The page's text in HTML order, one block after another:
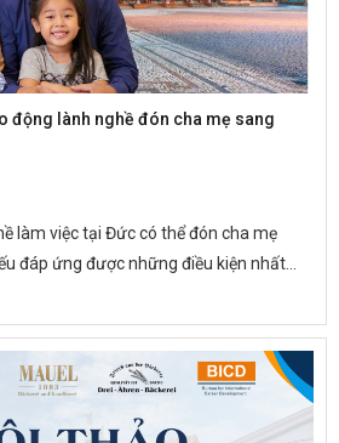
động lành nghề đón cha mẹ sang
làm việc tại Đức có thể đón cha mẹ
đáp ứng được những điều kiện nhất